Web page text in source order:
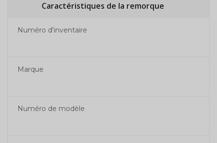
Caractéristiques de la remorque
Numéro d'inventaire
Marque
Numéro de modèle